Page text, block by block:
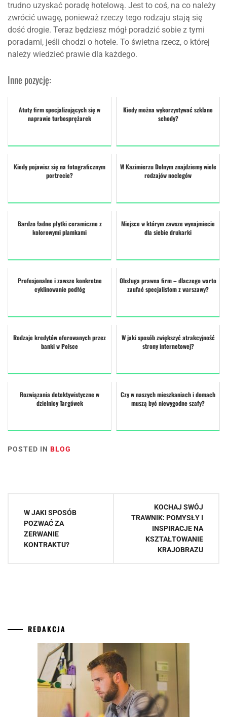
trudno uzyskać poradę hotelową. Jest to coś, na co należy
zwrócić uwagę, ponieważ rzeczy tego rodzaju stają się
dość drogie. Teraz będziesz mógł poradzić sobie z tymi
poradami, jeśli chodzi o hotele. To świetna rzecz, o której
należy wiedzieć prawie dla każdego.
Inne pozycję:
Atuty firm specjalizujących się w
naprawie turbosprężarek
Kiedy można wykorzystywać szklane
schody?
Kiedy pojawisz się na fotograficznym
portrecie?
W Kazimierzu Dolnym znajdziemy wiele
rodzajów noclegów
Bardzo ładne płytki ceramiczne z
kolorowymi plamkami
Miejsce w którym zawsze wynajmiecie
dla siebie drukarki
Profesjonalne i zawsze konkretne
cyklinowanie podłóg
Obsługa prawna firm – dlaczego warto
zaufać specjalistom z warszawy?
Rodzaje kredytów oferowanych przez
banki w Polsce
W jaki sposób zwiększyć atrakcyjność
strony internetowej?
Rozwiązania detektywistyczne w
dzielnicy Targówek
Czy w naszych mieszkaniach i domach
muszą być niewygodne szafy?
POSTED IN BLOG
wpisuW JAKI SPOSÓB
POZWAĆ ZA
ZERWANIE
KONTRAKTU?
KOCHAJ SWÓJ
TRAWNIK: POMYSŁY I
INSPIRACJE NA
KSZTAŁTOWANIE
KRAJOBRAZU
REDAKCJA